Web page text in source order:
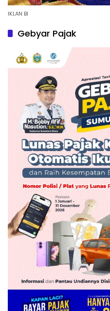
IKLAN BI
Gebyar Pajak